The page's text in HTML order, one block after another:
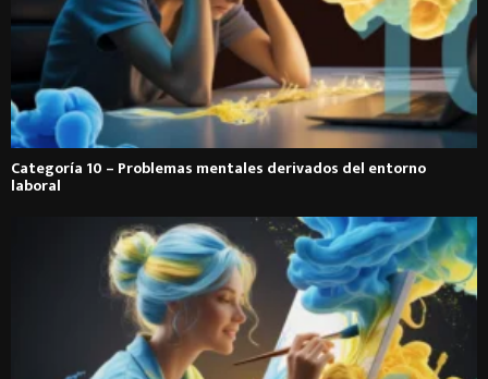
Categoría 10 – Problemas mentales derivados del entorno
laboral